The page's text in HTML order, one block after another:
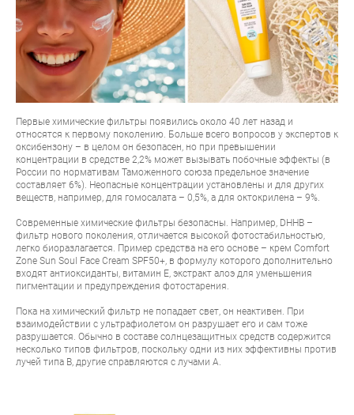
Первые химические фильтры появились около 40 лет назад и
относятся к первому поколению. Больше всего вопросов у экспертов к
оксибензону – в целом он безопасен, но при превышении
концентрации в средстве 2,2% может вызывать побочные эффекты (в
России по нормативам Таможенного союза предельное значение
составляет 6%). Неопасные концентрации установлены и для других
веществ, например, для гомосалата – 0,5%, а для октокрилена – 9%.
Современные химические фильтры безопасны. Например, DHHB –
фильтр нового поколения, отличается высокой фотостабильностью,
легко биоразлагается. Пример средства на его основе – крем Comfort
Zone Sun Soul Face Cream SPF50+, в формулу которого дополнительно
входят антиоксиданты, витамин Е, экстракт алоэ для уменьшения
пигментации и предупреждения фотостарения.
Пока на химический фильтр не попадает свет, он неактивен. При
взаимодействии с ультрафиолетом он разрушает его и сам тоже
разрушается. Обычно в составе солнцезащитных средств содержится
несколько типов фильтров, поскольку одни из них эффективны против
лучей типа В, другие справляются с лучами А.